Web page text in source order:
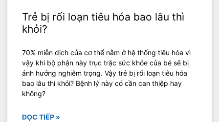
Trẻ bị rối loạn tiêu hóa bao lâu thì
khỏi?
70% miễn dịch của cơ thể nằm ở hệ thống tiêu hóa vì
vậy khi bộ phận này trục trặc sức khỏe của bé sẽ bị
ảnh hưởng nghiêm trọng. Vậy trẻ bị rối loạn tiêu hóa
bao lâu thì khỏi? Bệnh lý này có cần can thiệp hay
không?
ĐỌC TIẾP »